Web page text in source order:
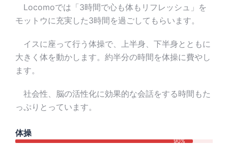
Locomoでは「3時間で心も体もリフレッシュ」を
モットウに充実した3時間を過ごしてもらいます。
イスに座って行う体操で、上半身、下半身とともに
大きく体を動かします。約半分の時間を体操に費やし
ます。
社会性、脳の活性化に効果的な会話をする時間もた
っぷりとっています。
体操
90%